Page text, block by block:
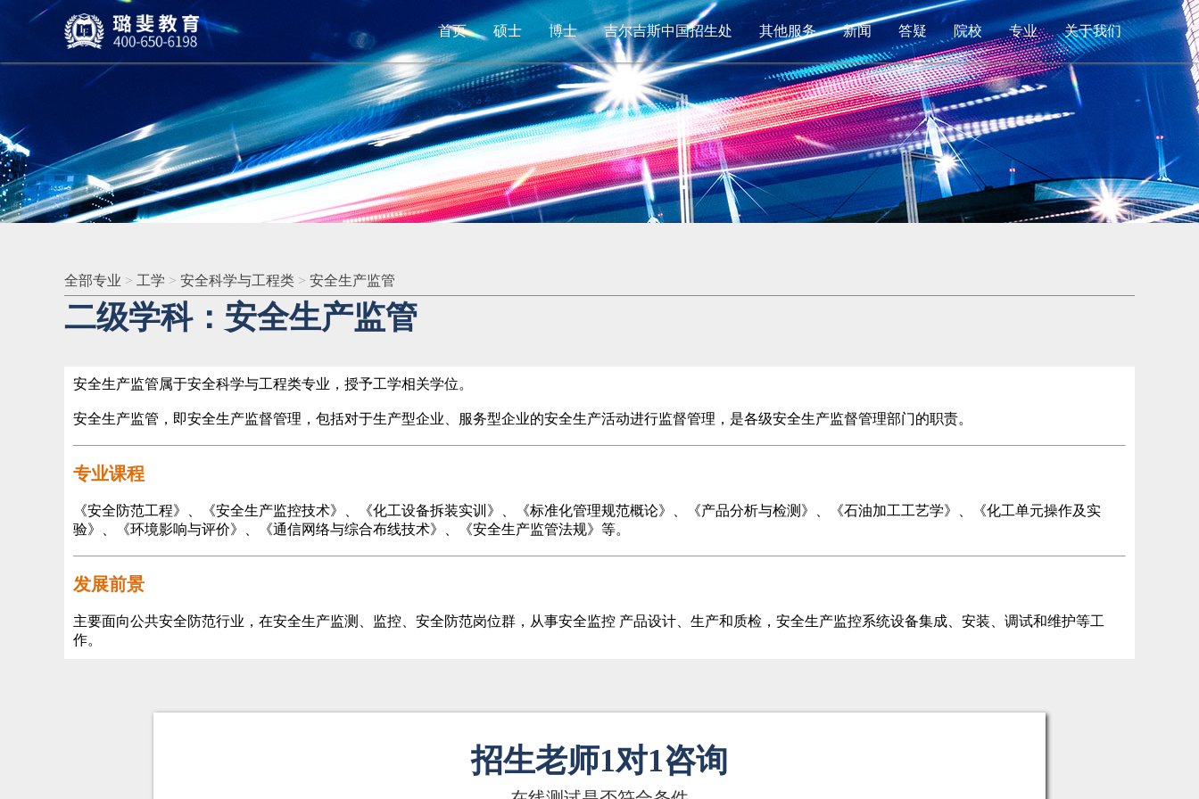
首页 硕士 博士 吉尔吉斯中国招生处 其他服务 新闻 答疑 院校 专业 关于我们
全部专业 > 工学 > 安全科学与工程类 > 安全生产监管
二级学科：安全生产监管
安全生产监管属于安全科学与工程类专业，授予工学相关学位。
安全生产监管，即安全生产监督管理，包括对于生产型企业、服务型企业的安全生产活动进行监督管理，是各级安全生产监督管理部门的职责。
专业课程
《安全防范工程》、《安全生产监控技术》、《化工设备拆装实训》、《标准化管理规范概论》、《产品分析与检测》、《石油加工工艺学》、《化工单元操作及实
验》、《环境影响与评价》、《通信网络与综合布线技术》、《安全生产监管法规》等。
发展前景
主要面向公共安全防范行业，在安全生产监测、监控、安全防范岗位群，从事安全监控 产品设计、生产和质检，安全生产监控系统设备集成、安装、调试和维护等工
作。
招生老师1对1咨询